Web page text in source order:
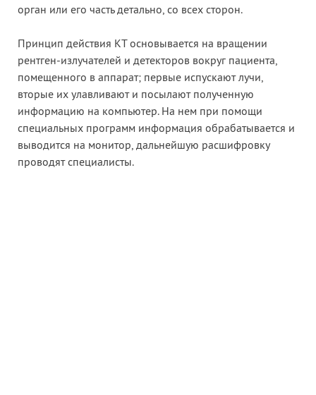
орган или его часть детально, со всех сторон.
Принцип действия КТ основывается на вращении
рентген-излучателей и детекторов вокруг пациента,
помещенного в аппарат; первые испускают лучи,
вторые их улавливают и посылают полученную
информацию на компьютер. На нем при помощи
специальных программ информация обрабатывается и
выводится на монитор, дальнейшую расшифровку
проводят специалисты.